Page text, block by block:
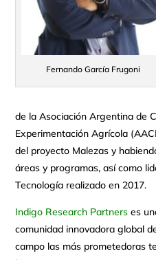
Fernando García Frugoni
de la Asociación Argentina de
Experimentación Agrícola
del proyecto Malezas y
áreas y programas, así como
Tecnología realizado en 2017.
Indigo Research Partners es
comunidad innovadora global
campo las más prometedoras